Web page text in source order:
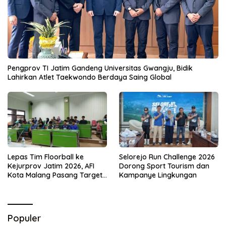
Pengprov TI Jatim Gandeng Universitas Gwangju, Bidik
Lahirkan Atlet Taekwondo Berdaya Saing Global
Lepas Tim Floorball ke
Kejurprov Jatim 2026, AFI
Kota Malang Pasang Target
Selorejo Run Challenge 2026
Dorong Sport Tourism dan
Kampanye Lingkungan
Populer